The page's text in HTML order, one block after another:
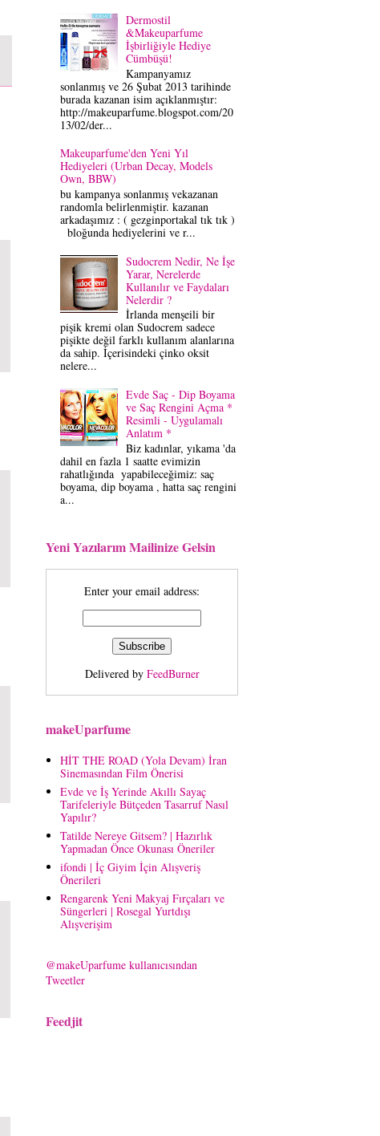
Dermostil
&Makeuparfume
İşbirliğiyle Hediye
Cümbüşü!
Kampanyamız
sonlanmış ve 26 Şubat 2013 tarihinde
burada kazanan isim açıklanmıştır:
http://makeuparfume.blogspot.com/20
13/02/der...
Makeuparfume'den Yeni Yıl
Hediyeleri (Urban Decay, Models
Own, BBW)
bu kampanya sonlanmış vekazanan
randomla belirlenmiştir. kazanan
arkadaşımız : ( gezginportakal tık tık )
bloğunda hediyelerini ve r...
Sudocrem Nedir, Ne İşe
Yarar, Nerelerde
Kullanılır ve Faydaları
Nelerdir ?
İrlanda menşeili bir
pişik kremi olan Sudocrem sadece
pişikte değil farklı kullanım alanlarına
da sahip. İçerisindeki çinko oksit
nelere...
Evde Saç - Dip Boyama
ve Saç Rengini Açma *
Resimli - Uygulamalı
Anlatım *
Biz kadınlar, yıkama 'da
dahil en fazla 1 saatte evimizin
rahatlığında yapabileceğimiz: saç
boyama, dip boyama , hatta saç rengini
a...
Yeni Yazılarım Mailinize Gelsin
Enter your email address:
Delivered by FeedBurner
makeUparfume
HİT THE ROAD (Yola Devam) İran
Sinemasından Film Önerisi
Evde ve İş Yerinde Akıllı Sayaç
Tarifeleriyle Bütçeden Tasarruf Nasıl
Yapılır?
Tatilde Nereye Gitsem? | Hazırlık
Yapmadan Önce Okunası Öneriler
ifondi | İç Giyim İçin Alışveriş
Önerileri
Rengarenk Yeni Makyaj Fırçaları ve
Süngerleri | Rosegal Yurtdışı
Alışverişim
@makeUparfume kullanıcısından
Tweetler
Feedjit